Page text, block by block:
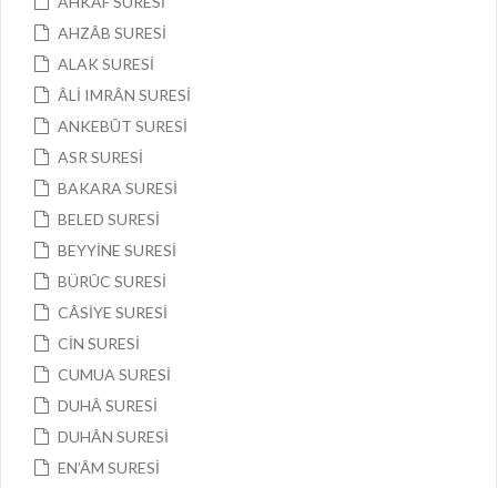
AHZÂB SURESİ
ALAK SURESİ
ÂLİ IMRÂN SURESİ
ANKEBÛT SURESİ
ASR SURESİ
BAKARA SURESİ
BELED SURESİ
BEYYİNE SURESİ
BÜRÛC SURESİ
CÂSİYE SURESİ
CİN SURESİ
CUMUA SURESİ
DUHÂ SURESİ
DUHÂN SURESİ
EN’ÂM SURESİ